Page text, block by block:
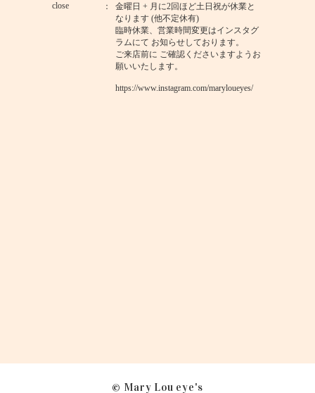
close
金曜日 + 月に2回ほど土日祝が休業と
なります (他不定休有)
臨時休業、営業時間変更はインスタグ
ラムにて お知らせしております。
ご来店前に ご確認くださいますようお
願いいたします。
https://www.instagram.com/maryloueyes/
© Mary Lou eye's